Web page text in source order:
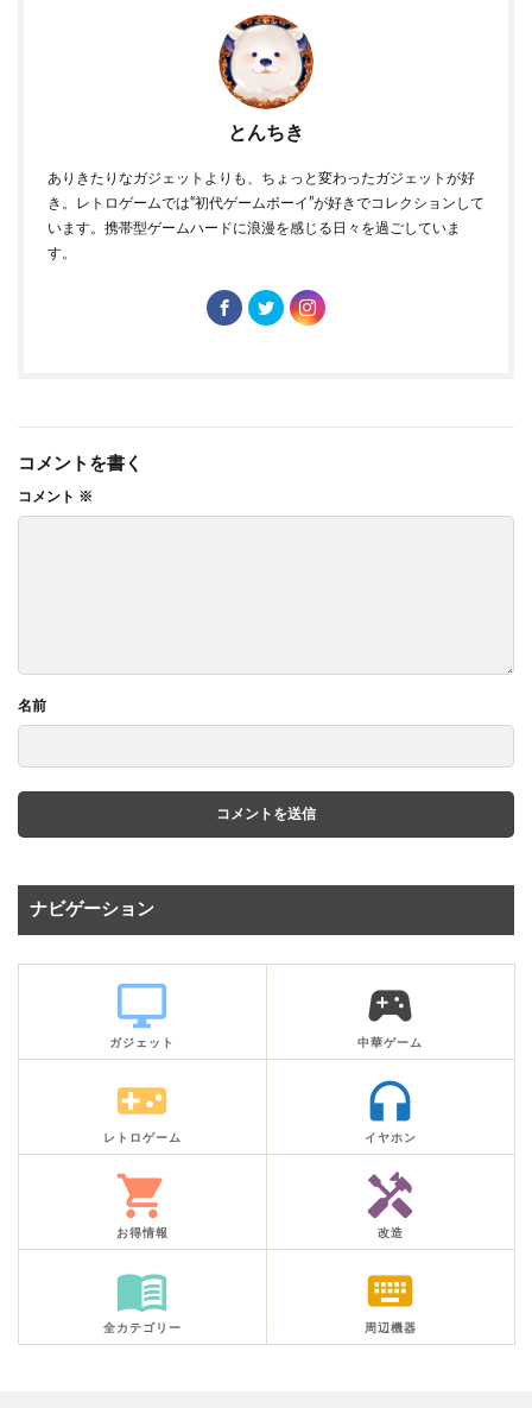
とんちき
ありきたりなガジェットよりも、ちょっと変わったガジェットが好
き。レトロゲームでは“初代ゲームボーイ”が好きでコレクションして
います。携帯型ゲームハードに浪漫を感じる日々を過ごしていま
す。
コメントを書く
コメント ※
名前
ナビゲーション
desktop_windows
ガジェット
sports_esports
中華ゲーム
videogame_asset
レトロゲーム
headphones
イヤホン
shopping_cart
お得情報
handyman
改造
menu_book
全カテゴリー
keyboard
周辺機器